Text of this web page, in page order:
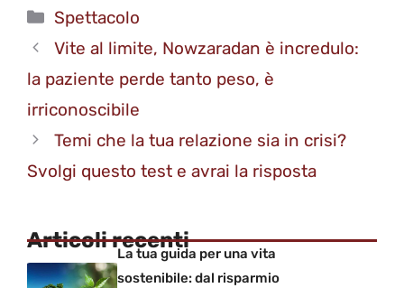
Categorie
Spettacolo
Vite al limite, Nowzaradan è incredulo:
la paziente perde tanto peso, è
irriconoscibile
Temi che la tua relazione sia in crisi?
Svolgi questo test e avrai la risposta
Articoli recenti
La tua guida per una vita
sostenibile: dal risparmio